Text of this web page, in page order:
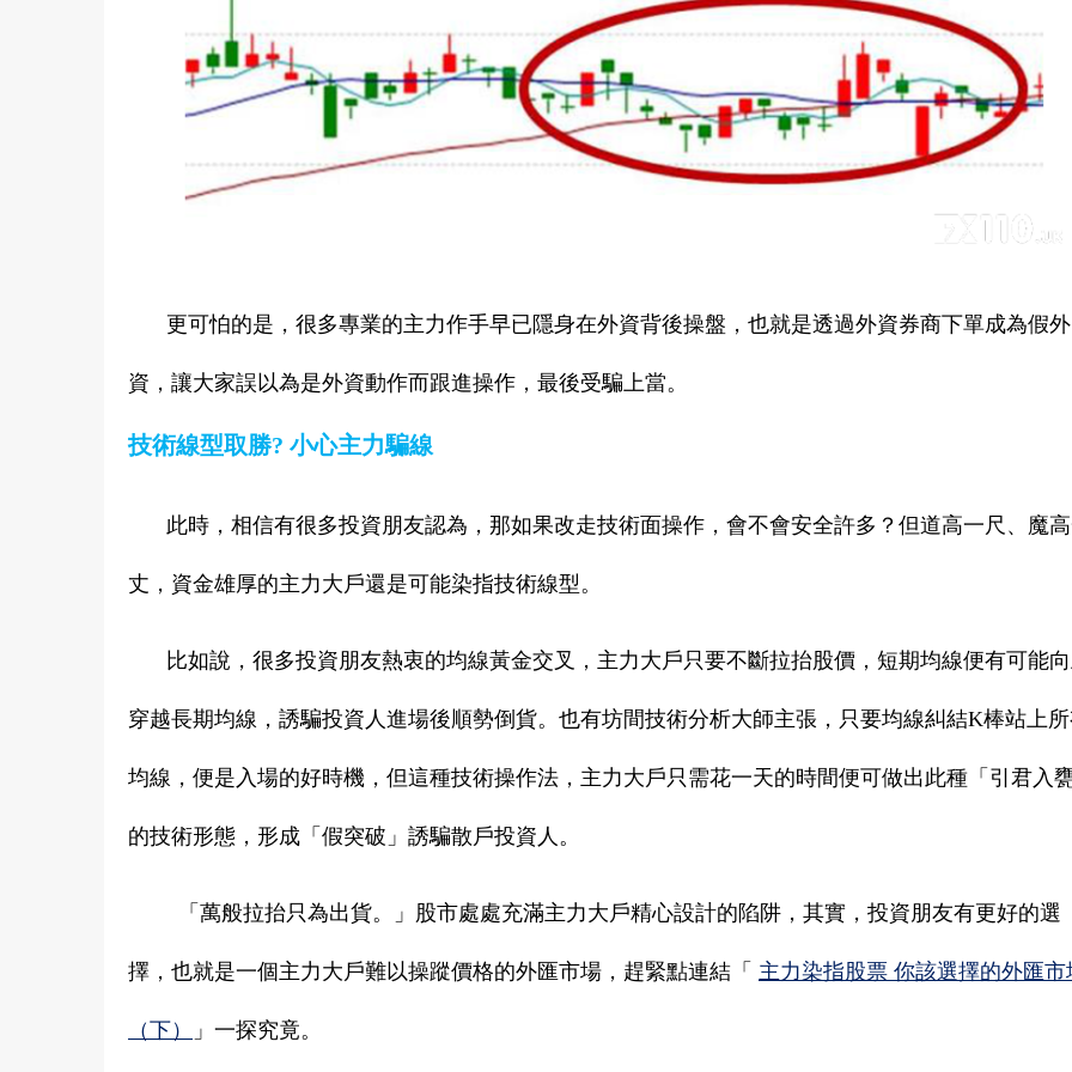
更可怕的是，很多專業的主力作手早已隱身在外資背後操盤，也就是透過外資券商下單成為假外
資，讓大家誤以為是外資動作而跟進操作，最後受騙上當。
技術線型取勝? 小心主力騙線
此時，相信有很多投資朋友認為，那如果改走技術面操作，會不會安全許多？但道高一尺、魔
丈，資金雄厚的主力大戶還是可能染指技術線型。
比如說，很多投資朋友熱衷的均線黃金交叉，主力大戶只要不斷拉抬股價，短期均線便有可能
穿越長期均線，誘騙投資人進場後順勢倒貨。也有坊間技術分析大師主張，只要均線糾結K棒站上
均線，便是入場的好時機，但這種技術操作法，主力大戶只需花一天的時間便可做出此種「引君入
的技術形態，形成「假突破」誘騙散戶投資人。
「萬般拉抬只為出貨。」股市處處充滿主力大戶精心設計的陷阱，其實，投資朋友有更好的選
擇，也就是一個主力大戶難以操蹤價格的外匯市場，趕緊點連結「 主力染指股票 你該選擇的外匯市
（下） 」一探究竟。